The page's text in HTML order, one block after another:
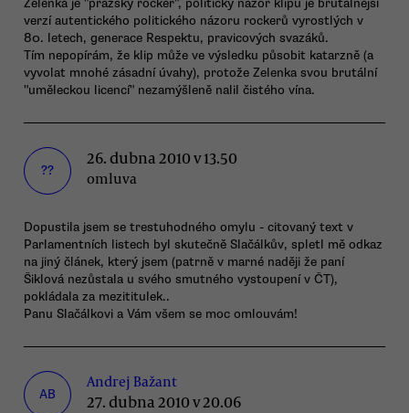
verzí autentického politického názoru rockerů vyrostlých v
80. letech, generace Respektu, pravicových svazáků.
Tím nepopírám, že klip může ve výsledku působit katarzně (a
vyvolat mnohé zásadní úvahy), protože Zelenka svou brutální
"uměleckou licencí" nezamýšleně nalil čistého vína.
??
26. dubna 2010 v 13.50
omluva
Dopustila jsem se trestuhodného omylu - citovaný text v
Parlamentních listech byl skutečně Slačálkův, spletl mě odkaz
na jiný článek, který jsem (patrně v marné naději že paní
Šiklová nezůstala u svého smutného vystoupení v ČT),
pokládala za mezititulek..
Panu Slačálkovi a Vám všem se moc omlouvám!
AB
Andrej Bažant
27. dubna 2010 v 20.06